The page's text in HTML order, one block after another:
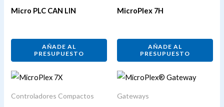
Micro PLC CAN LIN
AÑADE AL
PRESUPUESTO
MicroPlex 7H
AÑADE AL
PRESUPUESTO
Controladores Compactos
Gateways